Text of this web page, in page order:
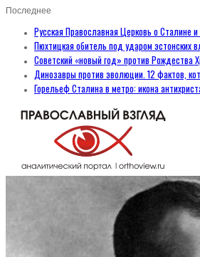
Последнее
Русская Православная Церковь о Сталине
Пюхтицкая обитель под ударом эстонских
Советский «новый год» против Рождества
Динозавры против эволюции. 12 фактов,
Горельеф Сталина в метро: икона